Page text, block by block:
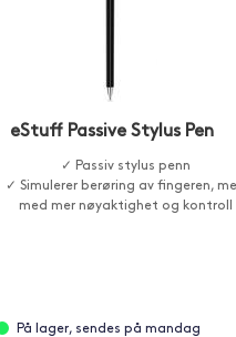
eStuff Passive Stylus Pen
✓ Passiv stylus penn
✓ Simulerer berøring av fingeren,
med mer nøyaktighet og kontroll
På lager, sendes på mandag